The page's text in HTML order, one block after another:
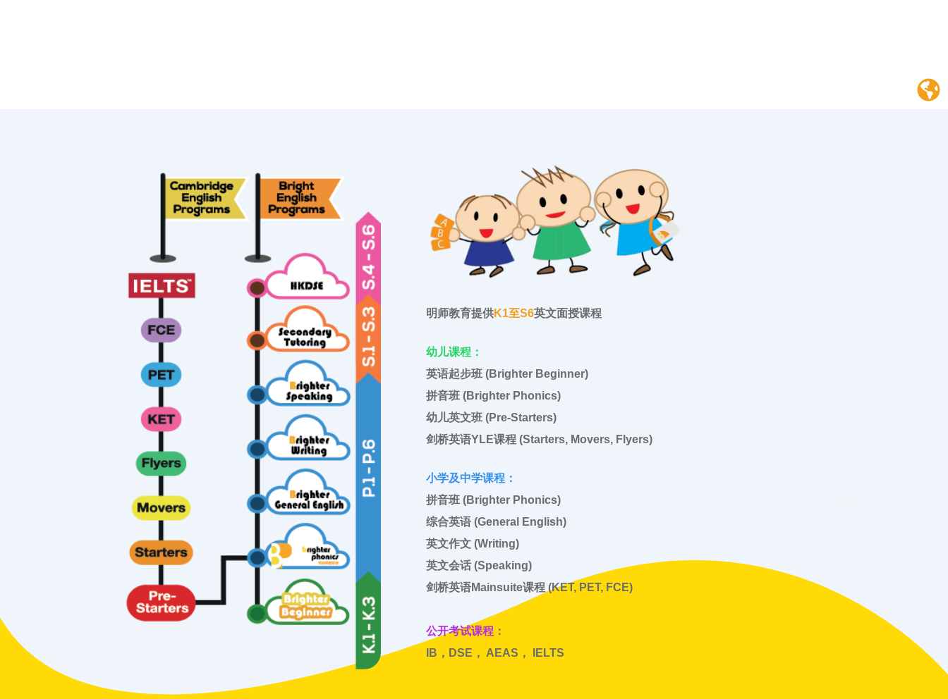
明师教育提供K1至S6英文面授课程
幼儿课程：
英语起步班 (Brighter Beginner)
拼音班 (Brighter Phonics)
幼儿英文班 (Pre-Starters)
剑桥英语YLE课程 (Starters, Movers, Flyers)
小学及中学课程：
拼音班 (Brighter Phonics)
综合英语 (General English)
英文作文 (Writing)
英文会话 (Speaking)
剑桥英语Mainsuite课程 (KET, PET, FCE)
公开考试课程：
IB，DSE， AEAS， IELTS